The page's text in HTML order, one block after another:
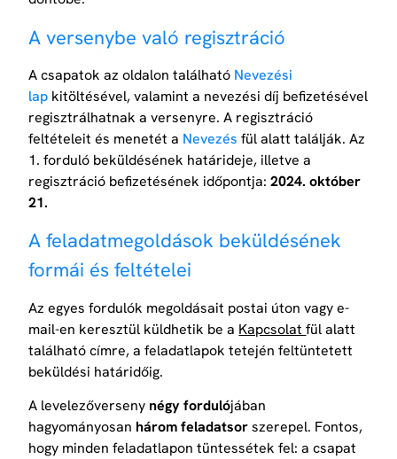
A versenybe való regisztráció
A csapatok az oldalon található Nevezési
lap kitöltésével, valamint a nevezési díj befizetésével
regisztrálhatnak a versenyre. A regisztráció
feltételeit és menetét a Nevezés fül alatt találják. Az
1. forduló beküldésének határideje, illetve a
regisztráció befizetésének időpontja:2024. október
21.
A feladatmegoldások beküldésének
formái és feltételei
Az egyes fordulók megoldásait postai úton vagy e-
mail-en keresztül küldhetik be a Kapcsolatfül alatt
található címre, a feladatlapok tetején feltüntetett
beküldési határidőig.
A levelezőverseny négy fordulójában
hagyományosan három feladatsorszerepel. Fontos,
hogy minden feladatlapon tüntessétek fel: a csapat